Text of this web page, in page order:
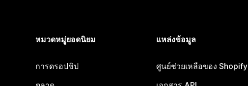
หมวดหมู่ยอดนิยม
การดรอปชิป
แหล่งข้อมูล
ศูนย์ช่วยเหลือของ Shopify